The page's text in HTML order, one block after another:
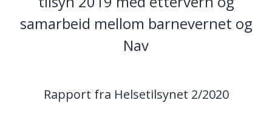
samarbeid mellom barnevernet og
Nav
Rapport fra Helsetilsynet 2/2020